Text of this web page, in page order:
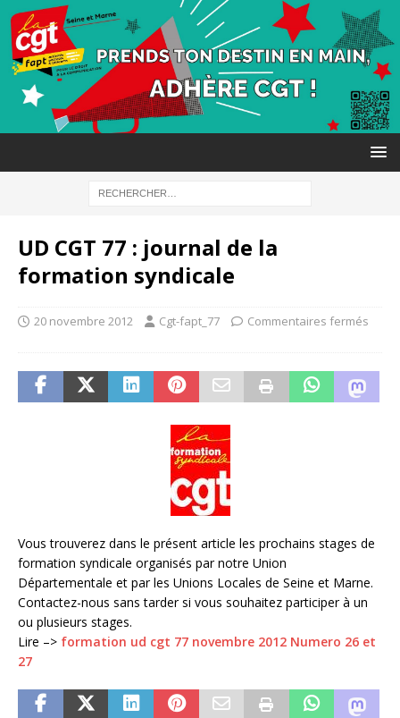
UD CGT 77 : journal de la
formation syndicale
20 novembre 2012 Cgt-fapt_77 Commentaires fermés
Vous trouverez dans le présent article les prochains stages de
formation syndicale organisés par notre Union
Départementale et par les Unions Locales de Seine et Marne.
Contactez-nous sans tarder si vous souhaitez participer à un
ou plusieurs stages.
Lire –> formation ud cgt 77 novembre 2012 Numero 26 et
27